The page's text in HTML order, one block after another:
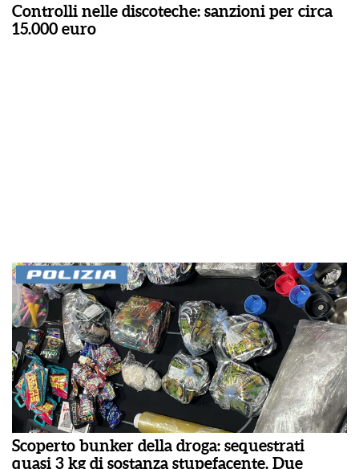
Controlli nelle discoteche: sanzioni per circa
15.000 euro
Scoperto bunker della droga: sequestrati
quasi 3 kg di sostanza stupefacente. Due